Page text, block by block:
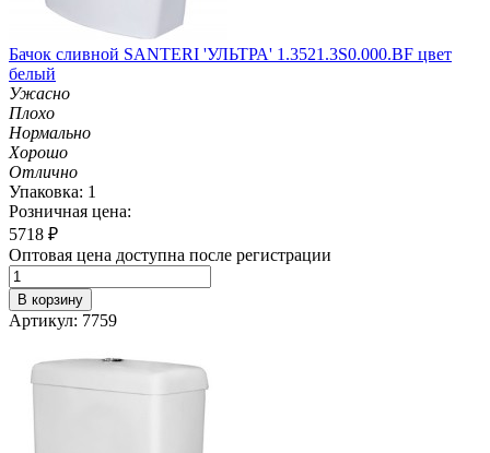
Бачок сливной SANTERI 'УЛЬТРА' 1.3521.3S0.000.BF цвет
белый
Ужасно
Плохо
Нормально
Хорошо
Отлично
Упаковка: 1
Розничная цена:
5718 ₽
Оптовая цена доступна после регистрации
В корзину
Артикул: 7759